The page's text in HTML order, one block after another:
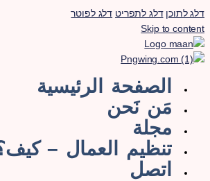
דלג לתוכן דלג לתפריט דלג לפוטר
Skip to content
الصفحة الرئيسية
مَن نَحن
مجلة
تنظيم العمال – كيف؟
اتصل